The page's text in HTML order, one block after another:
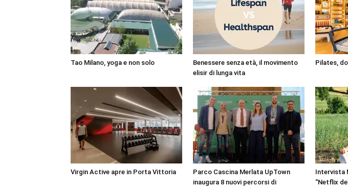
Tao Milano, yoga e non solo
Benessere senza età, il movimento
elisir di lunga vita
Pilates,
Virgin Active apre in Porta Vittoria
Parco Cascina Merlata UpTown
inaugura 8 nuovi percorsi di
Intervista
“Netflix